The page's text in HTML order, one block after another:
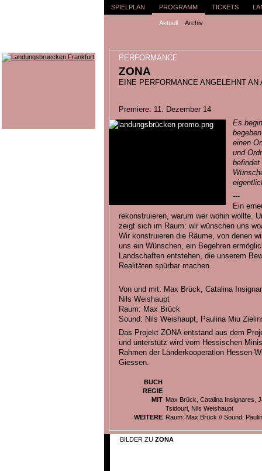
SPIELPLAN PROGRAMM
Aktuell Archiv
TICKETS
PERFORMANCE
ZONA
EINE PERFORMANCE ANGELEHNT AN
Premiere: 11. Dezember 14
Es
einen
und
befindet
---
Ein
rekonstruieren, warum wer wohin wollte.
zeigt sich im Raum: wir wünschen uns
Wir konstruieren die Räume, von denen
uns ein Wünschen, ein Begehren
Landschaften entstehen, die unserem
Realitäten spürbar machen.
Von und mit: Max Brück, Catalina
Nils Weishaupt
Raum: Max Brück
Sound: Nils Weishaupt, Paulina Miu
Das Projekt ZONA entstand aus dem
und unterstütz wird vom Hessischen
Rahmen der Länderkooperation Hessen-
Giessen.
BUCH
REGIE
MIT Max Brück, Catalina Insignares,
Tsidouri, Nils Weishaupt
WEITERE Raum: Max Brück // Sound:
BILDER ZU ZONA